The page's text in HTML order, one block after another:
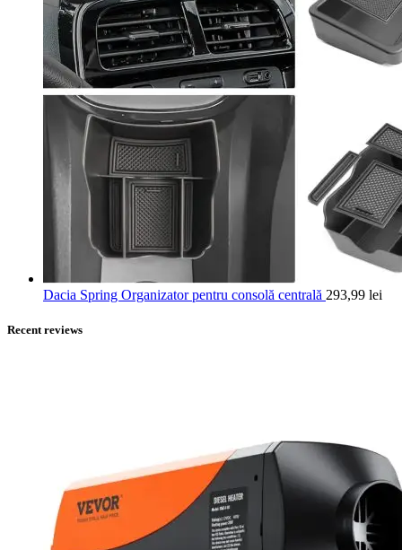
Dacia Spring Organizator pentru consolă centrală 293,99 lei
Recent reviews